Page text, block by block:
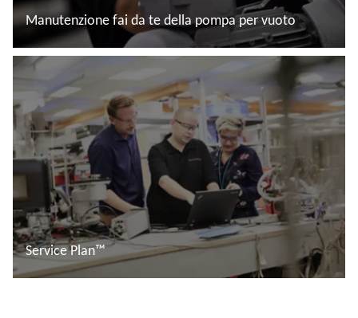
Manutenzione fai da te della pompa per vuoto
Leggi di più
Service Plan™